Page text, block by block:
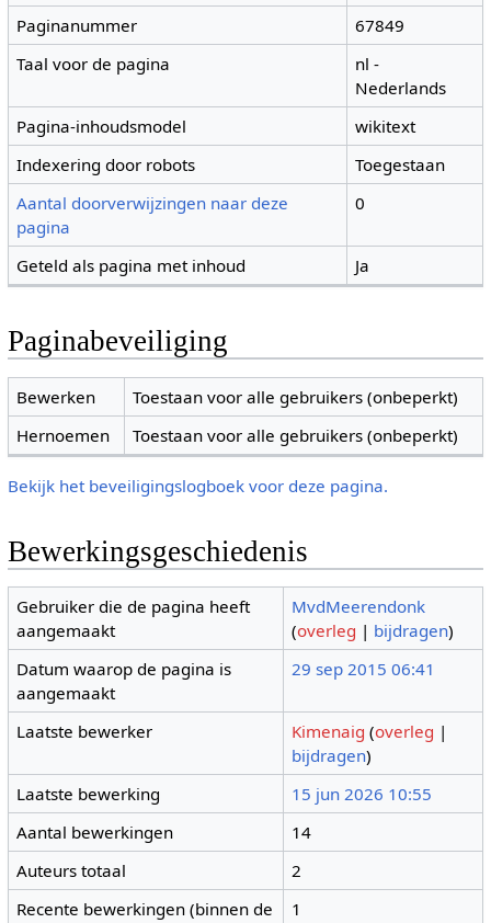
Paginanummer
67849
Taal voor de pagina
nl -
Nederlands
Pagina-inhoudsmodel
wikitext
Indexering door robots
Toegestaan
Aantal doorverwijzingen naar deze
pagina
0
Geteld als pagina met inhoud Ja
Paginabeveiliging
Bewerken
Toestaan voor alle gebruikers (onbeperkt)
Hernoemen
Toestaan voor alle gebruikers (onbeperkt)
Bekijk het beveiligingslogboek voor deze pagina.
Bewerkingsgeschiedenis
Gebruiker die de pagina heeft
aangemaakt
MvdMeerendonk
(overleg | bijdragen)
Datum waarop de pagina is
aangemaakt
29 sep 2015 06:41
Laatste bewerker Kimenaig (overleg |
bijdragen)
Laatste bewerking
15 jun 2026 10:55
Aantal bewerkingen
14
Auteurs totaal
2
Recente bewerkingen (binnen de
1